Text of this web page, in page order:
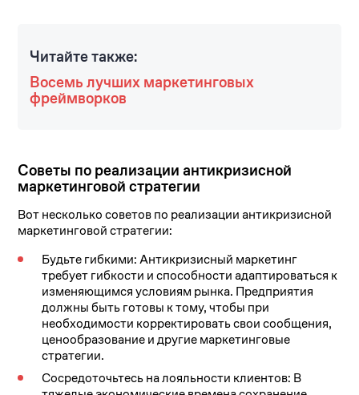
Читайте также:
Восемь лучших маркетинговых
фреймворков
Советы по реализации антикризисной
маркетинговой стратегии
Вот несколько советов по реализации антикризисной
маркетинговой стратегии:
Будьте гибкими: Антикризисный маркетинг
требует гибкости и способности адаптироваться к
изменяющимся условиям рынка. Предприятия
должны быть готовы к тому, чтобы при
необходимости корректировать свои сообщения,
ценообразование и другие маркетинговые
стратегии.
Сосредоточьтесь на лояльности клиентов: В